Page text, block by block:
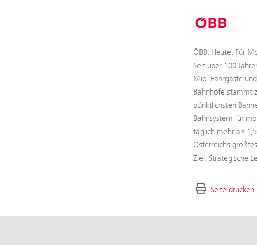
ÖBB. Heute. Für
Seit über 100
Mio. Fahrgäste
Bahnhöfe stammt
pünktlichsten
Bahnsystem für
täglich mehr als
Österreichs
Ziel. Strategische
Seite drucken